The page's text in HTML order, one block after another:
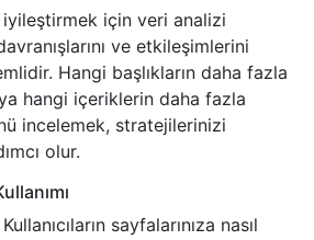
iyileştirmek için veri analizi
ve etkileşimlerini
Hangi başlıkların daha fazla
hangi içeriklerin daha fazla
incelemek, stratejilerinizi
olur.
Kullanıcıların sayfalarınıza nasıl